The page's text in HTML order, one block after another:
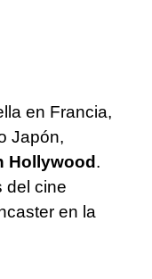
en Francia,
Japón,
Hollywood.
del cine
en la